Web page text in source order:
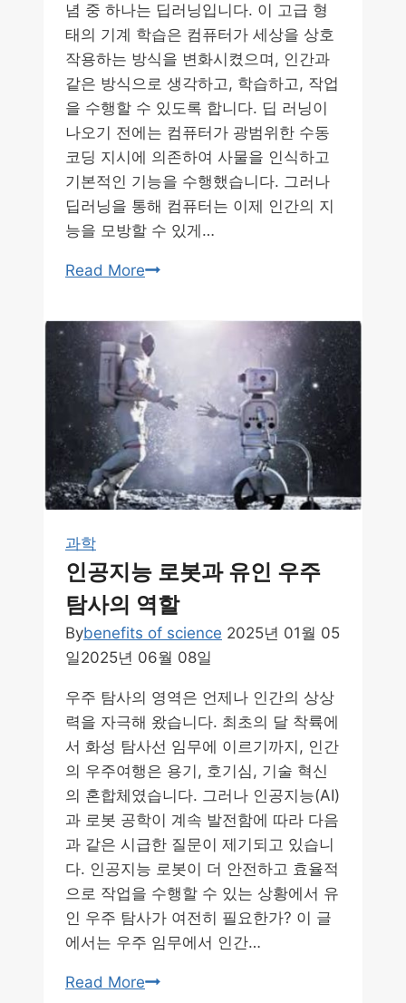
념 중 하나는 딥러닝입니다. 이 고급 형
태의 기계 학습은 컴퓨터가 세상을 상호
작용하는 방식을 변화시켰으며, 인간과
같은 방식으로 생각하고, 학습하고, 작업
을 수행할 수 있도록 합니다. 딥 러닝이
나오기 전에는 컴퓨터가 광범위한 수동
코딩 지시에 의존하여 사물을 인식하고
기본적인 기능을 수행했습니다. 그러나
딥러닝을 통해 컴퓨터는 이제 인간의 지
능을 모방할 수 있게…
Read More인
처
럼
학
습
하
는
알
고
리
딥
러
닝
기
초
이
드
과학
인공지능 로봇과 유인 우주
탐사의 역할
Bybenefits of science 2025년 01월 05
일2025년 06월 08일
우주 탐사의 영역은 언제나 인간의 상상
력을 자극해 왔습니다. 최초의 달 착륙에
서 화성 탐사선 임무에 이르기까지, 인간
의 우주여행은 용기, 호기심, 기술 혁신
의 혼합체였습니다. 그러나 인공지능(AI)
과 로봇 공학이 계속 발전함에 따라 다음
과 같은 시급한 질문이 제기되고 있습니
다. 인공지능 로봇이 더 안전하고 효율적
으로 작업을 수행할 수 있는 상황에서 유
인 우주 탐사가 여전히 필요한가? 이 글
에서는 우주 임무에서 인간…
Read More인